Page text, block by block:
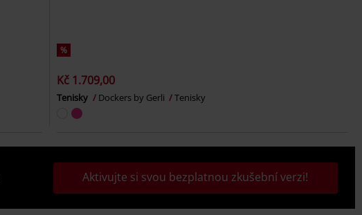
%
Kč 1.709,00
Tenisky Dockers by Gerli Tenisky
Aktivujte si svou bezplatnou zkušební verzi!